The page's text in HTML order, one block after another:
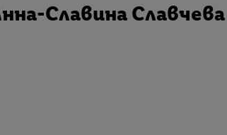
Славина Славчева